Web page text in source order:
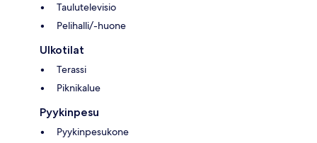
Taulutelevisio
Pelihalli/-huone
Ulkotilat
Terassi
Piknikalue
Pyykinpesu
Pyykinpesukone